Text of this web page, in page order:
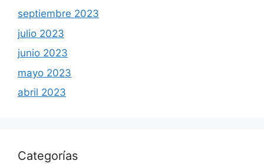
septiembre 2023
julio 2023
junio 2023
mayo 2023
abril 2023
Categorías